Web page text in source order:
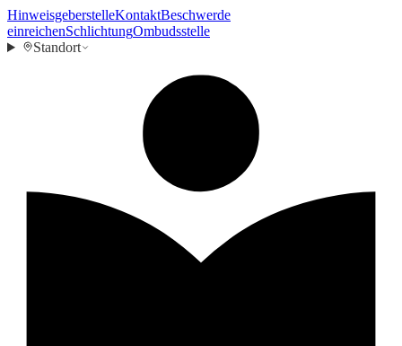
HinweisgeberstelleKontaktBeschwerde
einreichenSchlichtungOmbudsstelle
Standort